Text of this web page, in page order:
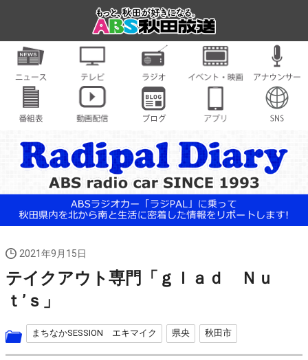
2021年9月15日
テイクアウト専門「ｇｌａｄ Ｎｕ
ｔ’ｓ」
まちなかSESSION エキマイク 県央 秋田市